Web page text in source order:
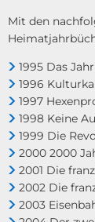
Mit den
1995 Das
1996
1997
1998 Keine
1999 Die
2000 2000
2001 Die
2002 Die
2003